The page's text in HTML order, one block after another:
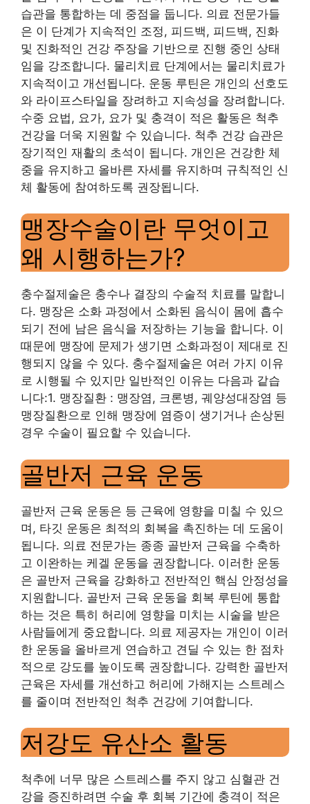
습관을 통합하는 데 중점을 둡니다. 의료 전문가들
은 이 단계가 지속적인 조정, 피드백, 피드백, 진화
및 진화적인 건강 주장을 기반으로 진행 중인 상태
임을 강조합니다. 물리치료 단계에서는 물리치료가
지속적이고 개선됩니다. 운동 루틴은 개인의 선호도
와 라이프스타일을 장려하고 지속성을 장려합니다.
수중 요법, 요가, 요가 및 충격이 적은 활동은 척추
건강을 더욱 지원할 수 있습니다. 척추 건강 습관은
장기적인 재활의 초석이 됩니다. 개인은 건강한 체
중을 유지하고 올바른 자세를 유지하며 규칙적인 신
체 활동에 참여하도록 권장됩니다.
맹장수술이란 무엇이고
왜 시행하는가?
충수절제술은 충수나 결장의 수술적 치료를 말합니
다. 맹장은 소화 과정에서 소화된 음식이 몸에 흡수
되기 전에 남은 음식을 저장하는 기능을 합니다. 이
때문에 맹장에 문제가 생기면 소화과정이 제대로 진
행되지 않을 수 있다. 충수절제술은 여러 가지 이유
로 시행될 수 있지만 일반적인 이유는 다음과 같습
니다:1. 맹장질환 : 맹장염, 크론병, 궤양성대장염 등
맹장질환으로 인해 맹장에 염증이 생기거나 손상된
경우 수술이 필요할 수 있습니다.
골반저 근육 운동
골반저 근육 운동은 등 근육에 영향을 미칠 수 있으
며, 타깃 운동은 최적의 회복을 촉진하는 데 도움이
됩니다. 의료 전문가는 종종 골반저 근육을 수축하
고 이완하는 케겔 운동을 권장합니다. 이러한 운동
은 골반저 근육을 강화하고 전반적인 핵심 안정성을
지원합니다. 골반저 근육 운동을 회복 루틴에 통합
하는 것은 특히 허리에 영향을 미치는 시술을 받은
사람들에게 중요합니다. 의료 제공자는 개인이 이러
한 운동을 올바르게 연습하고 견딜 수 있는 한 점차
적으로 강도를 높이도록 권장합니다. 강력한 골반저
근육은 자세를 개선하고 허리에 가해지는 스트레스
를 줄이며 전반적인 척추 건강에 기여합니다.
저강도 유산소 활동
척추에 너무 많은 스트레스를 주지 않고 심혈관 건
강을 증진하려면 수술 후 회복 기간에 충격이 적은